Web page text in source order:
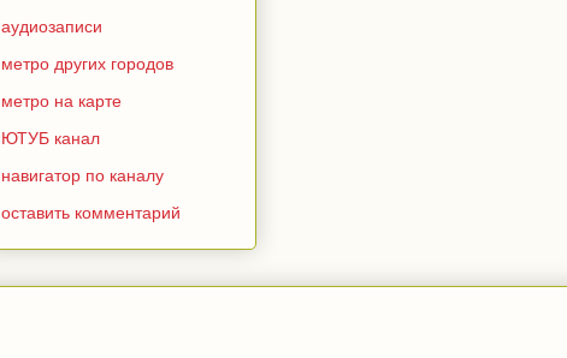
аудиозаписи
метро других городов
метро на карте
ЮТУБ канал
навигатор по каналу
оставить комментарий